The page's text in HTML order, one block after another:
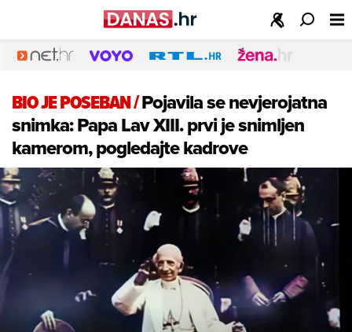
BIO JE POSEBAN/Pojavila se nevjerojatna
snimka: Papa Lav XIII. prvi je snimljen
kamerom, pogledajte kadrove